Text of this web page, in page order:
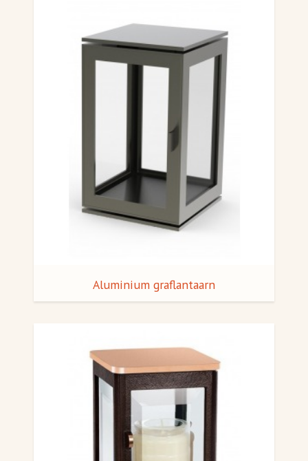
Aluminium graflantaarn